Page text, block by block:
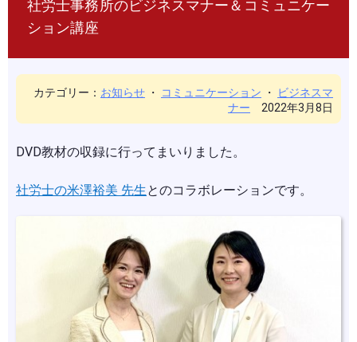
社労士事務所のビジネスマナー＆コミュニケー
ション講座
カテゴリー： お知らせ ・ コミュニケーション ・
ビジネスマ
ナー 2022年3月8日
DVD教材の収録に行ってまいりました。
社労士の米澤裕美 先生とのコラボレーションです。